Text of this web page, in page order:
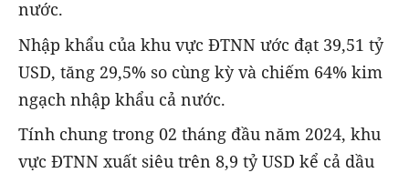
nước.
Nhập khẩu của khu vực ĐTNN ước đạt 39,51 tỷ
USD, tăng 29,5% so cùng kỳ và chiếm 64% kim
ngạch nhập khẩu cả nước.
Tính chung trong 02 tháng đầu năm 2024, khu
vực ĐTNN xuất siêu trên 8,9 tỷ USD kể cả dầu